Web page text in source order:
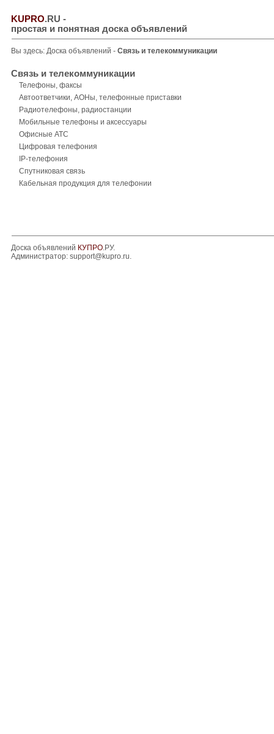
KUPRO.RU -
простая и понятная доска объявлений
Вы здесь: Доска объявлений - Связь и телекоммуникации
Связь и телекоммуникации
Телефоны, факсы
Автоответчики, АОНы, телефонные приставки
Радиотелефоны, радиостанции
Мобильные телефоны и аксессуары
Офисные АТС
Цифровая телефония
IP-телефония
Спутниковая связь
Кабельная продукция для телефонии
Доска объявлений КУПРО.РУ.
Администратор: support@kupro.ru.